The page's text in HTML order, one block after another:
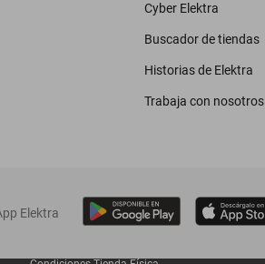
Cyber Elektra
Buscador de tiendas
Historias de Elektra
Trabaja con nosotros
Elektra